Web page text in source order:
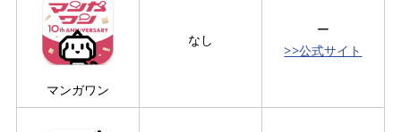
マンガワン
なし
ー
>>公式サイト